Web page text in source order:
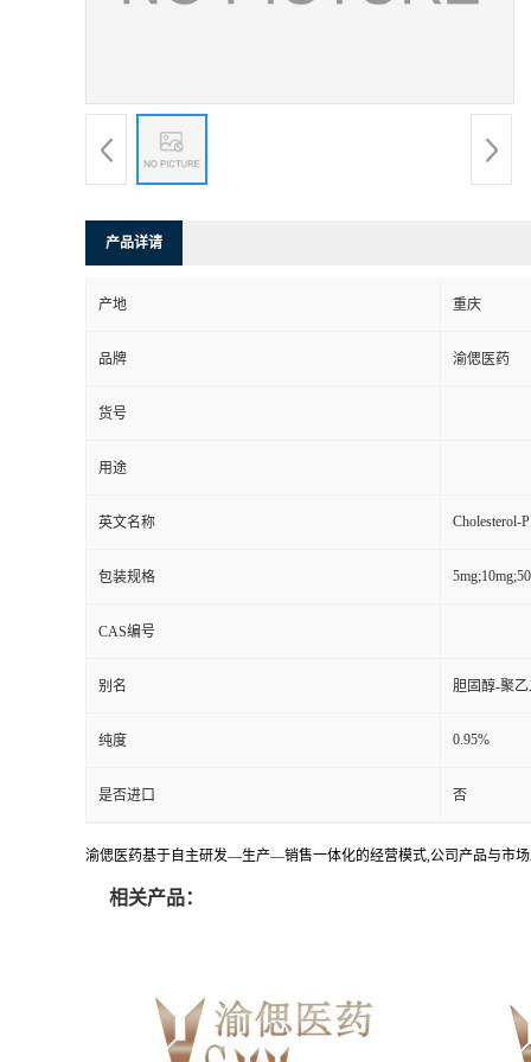
产品详请
产地 重庆
品牌 渝偲医药
货号
用途
英文名称 Cholesterol-
包装规格
CAS编号
别名 胆固醇-聚
纯度 0.95%
是否进口 否
渝偲医药基于自主研发—生产—销售一体化的经营模式,公司产品与市
相关产品：